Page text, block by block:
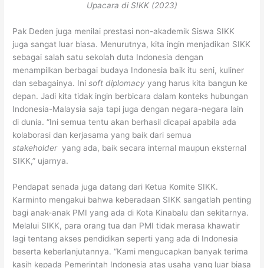
Upacara di SIKK (2023)
Pak Deden juga menilai prestasi non-akademik Siswa SIKK
juga sangat luar biasa. Menurutnya, kita ingin menjadikan SIKK
sebagai salah satu sekolah duta Indonesia dengan
menampilkan berbagai budaya Indonesia baik itu seni, kuliner
dan sebagainya. Inisoft diplomacy yang harus kita bangun ke
depan. Jadi kita tidak ingin berbicara dalam konteks hubungan
Indonesia-Malaysia saja tapi juga dengan negara-negara lain
di dunia. “Ini semua tentu akan berhasil dicapai apabila ada
kolaborasi dan kerjasama yang baik dari semua
stakeholderyang ada, baik secara internal maupun eksternal
SIKK,” ujarnya.
Pendapat senada juga datang dari Ketua Komite SIKK.
Karminto mengakui bahwa keberadaan SIKK sangatlah penting
bagi anak-anak PMI yang ada di Kota Kinabalu dan sekitarnya.
Melalui SIKK, para orang tua dan PMI tidak merasa khawatir
lagi tentang akses pendidikan seperti yang ada di Indonesia
beserta keberlanjutannya. “Kami mengucapkan banyak terima
kasih kepada Pemerintah Indonesia atas usaha yang luar biasa